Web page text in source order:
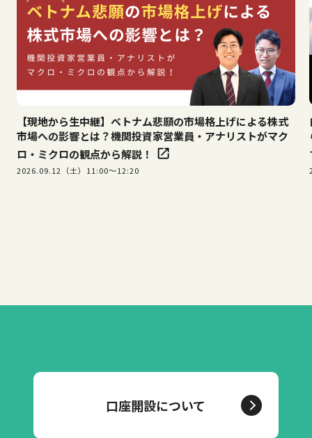
【現地から生中継】ベトナム悲願の市場格上げによる株式
市場への影響とは？機関投資家営業員・アナリストがマク
ロ・ミクロの観点から解説！
2026.09.12（土）11:00～12:20
口座開設について